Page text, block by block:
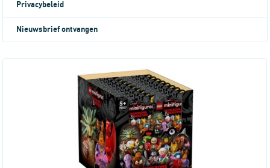
Privacybeleid
Nieuwsbrief ontvangen